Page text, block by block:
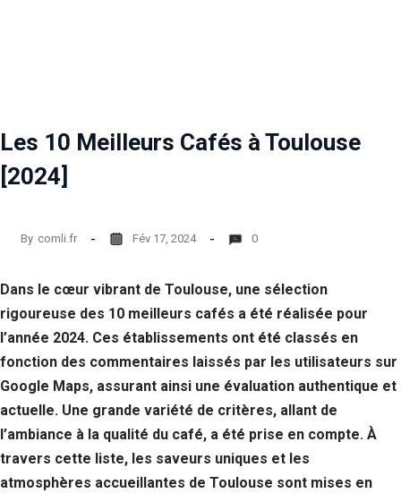
Les 10 Meilleurs Cafés à Toulouse
[2024]
By comli.fr Fév 17, 2024 0
Dans le cœur vibrant de Toulouse, une sélection
rigoureuse des 10 meilleurs cafés a été réalisée pour
l’année 2024. Ces établissements ont été classés en
fonction des commentaires laissés par les utilisateurs sur
Google Maps, assurant ainsi une évaluation authentique et
actuelle. Une grande variété de critères, allant de
l’ambiance à la qualité du café, a été prise en compte. À
travers cette liste, les saveurs uniques et les
atmosphères accueillantes de Toulouse sont mises en